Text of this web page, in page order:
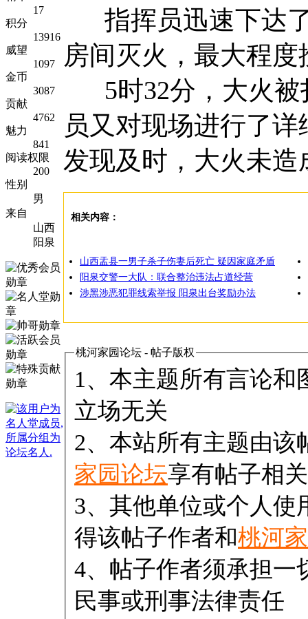
17
积分
13916
威望
1097
金币
3087
贡献
4762
魅力
841
阅读权限
200
性别
男
来自
山西
阳泉
指挥员迅速下达了
房间灭火，最大程
5时32分，大火被
员又对现场进行了
发现及时，大火未造
相关内容：
山西盂县一男子杀子伤妻后死亡 疑因家庭矛盾
阳泉交警一大队：联合整治违法占道经营
涉黑涉恶犯罪线索举报 阳泉出台奖励办法
桃河家园论坛 - 帖子版权
1、本主题所有言论
立场无关
2、本站所有主题由该
家园论坛享有帖子相
3、其他单位或个人使
得该帖子作者和桃河
4、帖子作者须承担一
民事或刑事法律责任